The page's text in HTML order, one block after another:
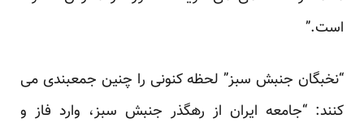
است.”
“نخبگان جنبش سبز” لحظه کنونی را چنین جمعبندی می
کنند: “جامعه ایران از رهگذر جنبش سبز، وارد فاز و